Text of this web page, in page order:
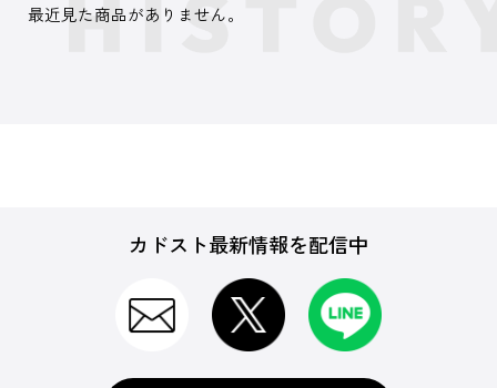
最近見た商品がありません。
カドスト最新情報を配信中